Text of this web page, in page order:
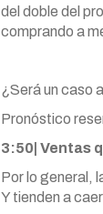
del doble del
comprando a
¿Será un caso
Pronóstico
3:50| Ventas
Por lo general,
Y tienden a